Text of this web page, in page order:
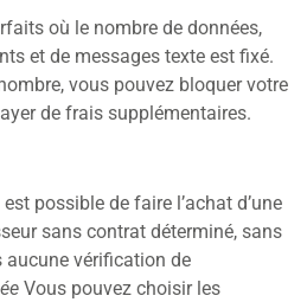
où le nombre de données,
et de messages texte est fixé.
vous pouvez bloquer votre
de frais supplémentaires.
possible de faire l’achat d’une
sans contrat déterminé, sans
aucune vérification de
Vous pouvez choisir les